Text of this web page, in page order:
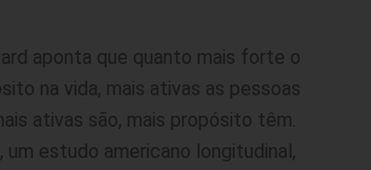
aponta que quanto mais forte o
na vida, mais ativas as pessoas
ativas são, mais propósito têm.
estudo americano longitudinal,